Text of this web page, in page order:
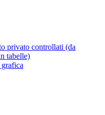
privato controllati (da
tabelle)